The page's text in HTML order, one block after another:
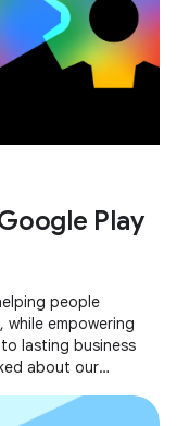
Play
people
while empowering
lasting business
about our